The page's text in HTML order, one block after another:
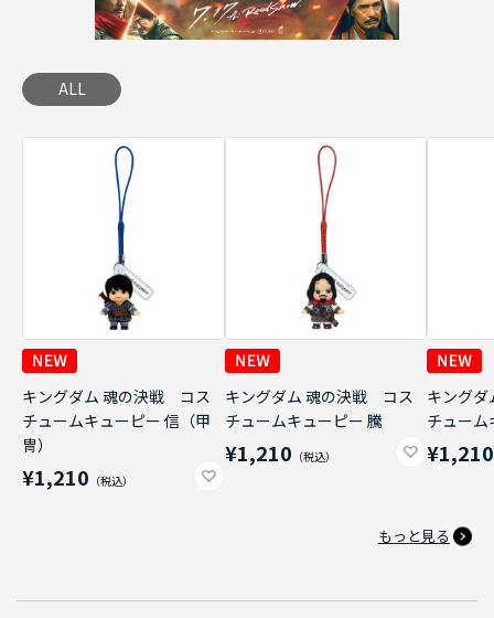
ALL
キングダム 魂の決戦 コス
チュームキューピー 信（甲
冑）
¥1,210
キングダム 魂の決戦 コス
チュームキューピー 騰
¥1,210
キング
チューム
¥1,210
もっと見る